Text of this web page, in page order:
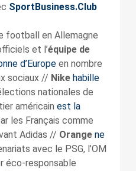
SportBusiness.Club
football en Allemagne
et l’équipe de
d’Europeen nombre
sociaux // Nike habille
nationales de
américain est la
les Français comme
Adidas // Orange ne
avec le PSG, l’OM
éco-responsable